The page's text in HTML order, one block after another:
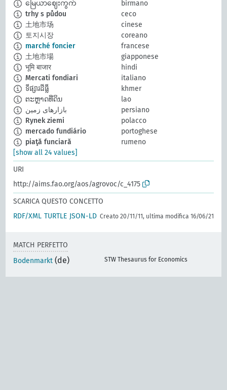
မြေယာဈေးကွက်
birmano
trhy s půdou
ceco
土地市场
cinese
토지시장
coreano
marché foncier
francese
土地市場
giapponese
भूमि बाजार
hindi
Mercati fondiari
italiano
ទីផ្សារដីធ្លី
khmer
ຕະຫຼາດທີ່ດິນ
lao
بازارهای زمین
persiano
Rynek ziemi
polacco
mercado fundiário
portoghese
piaţă funciară
rumeno
[show all 24 values]
URI
http://aims.fao.org/aos/agrovoc/c_4175
SCARICA QUESTO CONCETTO
RDF/XML TURTLE JSON-LD Creato 20/11/11, ultima modifica 16/06/21
MATCH PERFETTO
Bodenmarkt (de) STW Thesaurus for Economics